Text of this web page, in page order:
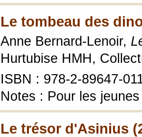
Le tombeau des
Anne Bernard-Lenoir,
Hurtubise HMH,
ISBN : 978-2-89647-
Notes : Pour les
Le trésor d'Asinius